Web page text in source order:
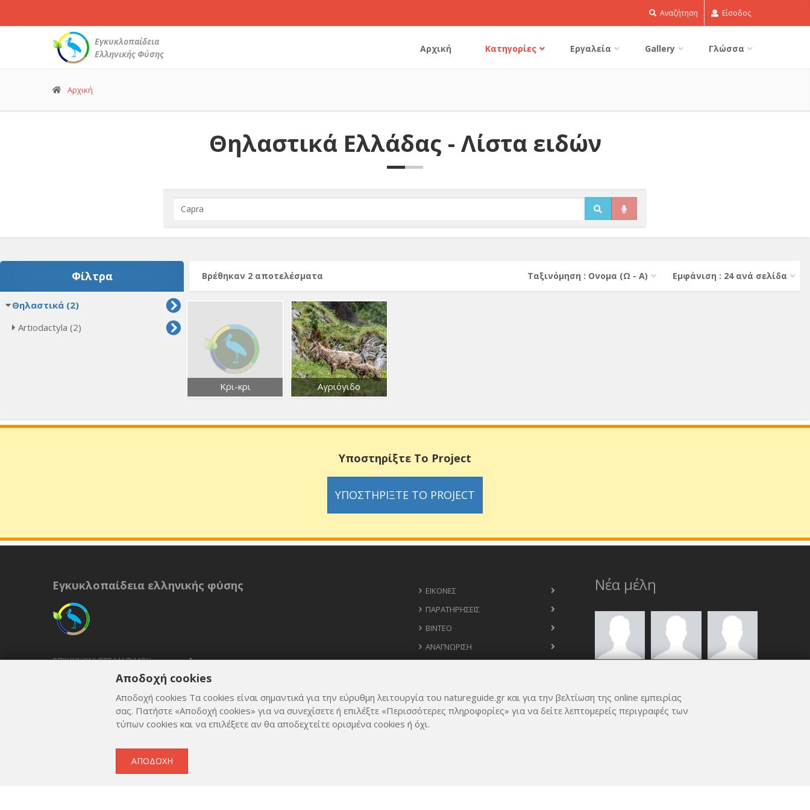
Αναζήτηση Είσοδος
Εγκυκλοπαίδεια
Ελληνικής Φύσης
Αρχική Κατηγορίες Εργαλεία Gallery Γλώσσα
Αρχική
Θηλαστικά Ελλάδας - Λίστα ειδών
Φίλτρα
Θηλαστικά (2)
Artiodactyla (2)
Βρέθηκαν 2 αποτελέσματα Εμφάνιση : 24 ανά σελίδα
Тαξινόμηση : Ονομα (Ω - Α)
Κρι-κρι Αγριόγιδο
Υποστηρίξτε Το Project
ΥΠΟΣΤΗΡΊΞΤΕ ΤΟ PROJECT
Εγκυκλοπαίδεια ελληνικής φύσης
ΕΠΙΚΟΙΝΩΝΉΣΤΕ ΜΑΖΊ ΜΟΥ
ΟΡΟΙ ΚΑΙ ΠΡΟΫΠΟΘΈΣΕΙΣ
ΠΟΛΙΤΙΚΉ ΑΠΟΡΡΉΤΟΥ
ΕΙΚΌΝΕΣ
ΠΑΡΑΤΗΡΉΣΕΙΣ
ΒΊΝΤΕΟ
ΑΝΑΓΝΏΡΙΣΗ
ΙΔΈΕΣ ΓΙΑ ΕΦΑΡΜΟΓΉ
Νέα μέλη
Αποδοχή cookies
Αποδοχή cookies Τα cookies είναι σημαντικά για την εύρυθμη λειτουργία του natureguide.gr και για την βελτίωση της online εμπειρίας
σας. Πατήστε «Αποδοχή cookies» για να συνεχίσετε ή επιλέξτε «Περισσότερες πληροφορίες» για να δείτε λεπτομερείς περιγραφές των
τύπων cookies και να επιλέξετε αν θα αποδεχτείτε ορισμένα cookies ή όχι.
ΑΠΟΔΟΧΉ